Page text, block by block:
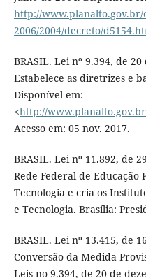
http://www.planalto.gov.br/
2006/2004/decreto/
BRASIL. Lei nº 9.394, de
Estabelece as diretrizes e
Disponível em:
<http://
Acesso em: 05 nov. 2017.
BRASIL. Lei nº 11.892, de
Rede Federal de Educação
Tecnologia e cria os
e Tecnologia. Brasília:
BRASIL. Lei nº 13.415, de
Conversão da Medida
Leis no 9.394, de 20 de